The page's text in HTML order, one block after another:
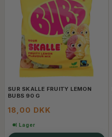
SUR SKALLE FRUITY LEMON
BUBS 90 G
18,00 DKK
I Lager